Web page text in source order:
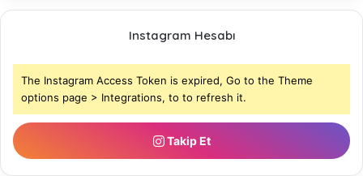
Instagram Hesabı
The Instagram Access Token is expired, Go to the Theme
options page > Integrations, to to refresh it.
Takip Et